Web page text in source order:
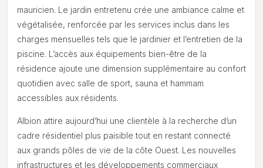
mauricien. Le jardin entretenu crée une ambiance calme et
végétalisée, renforcée par les services inclus dans les
charges mensuelles tels que le jardinier et l’entretien de la
piscine. L’accès aux équipements bien-être de la
résidence ajoute une dimension supplémentaire au confort
quotidien avec salle de sport, sauna et hammam
accessibles aux résidents.
Albion attire aujourd’hui une clientèle à la recherche d’un
cadre résidentiel plus paisible tout en restant connecté
aux grands pôles de vie de la côte Ouest. Les nouvelles
infrastructures et les développements commerciaux